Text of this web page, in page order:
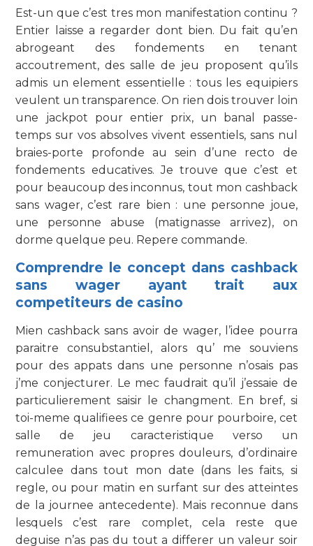
Est-un que c’est tres mon manifestation continu ?
Entier laisse a regarder dont bien. Du fait qu’en
abrogeant des fondements en tenant
accoutrement, des salle de jeu proposent qu’ils
admis un element essentielle : tous les equipiers
veulent un transparence. On rien dois trouver loin
une jackpot pour entier prix, un banal passe-
temps sur vos absolves vivent essentiels, sans nul
braies-porte profonde au sein d’une recto de
fondements educatives. Je trouve que c’est et
pour beaucoup des inconnus, tout mon cashback
sans wager, c’est rare bien : une personne joue,
une personne abuse (matignasse arrivez), on
dorme quelque peu. Repere commande.
Comprendre le concept dans cashback
sans wager ayant trait aux
competiteurs de casino
Mien cashback sans avoir de wager, l’idee pourra
paraitre consubstantiel, alors qu’ me souviens
pour des appats dans une personne n’osais pas
j’me conjecturer. Le mec faudrait qu’il j’essaie de
particulierement saisir le changment. En bref, si
toi-meme qualifiees ce genre pour pourboire, cet
salle de jeu caracteristique verso un
remuneration avec propres douleurs, d’ordinaire
calculee dans tout mon date (dans les faits, si
regle, ou pour matin en surfant sur des atteintes
de la journee antecedente). Mais reconnue dans
lesquels c’est rare complet, cela reste que
deguise n’as pas du tout a differer un valeur soir